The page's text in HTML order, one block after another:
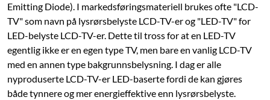
80 tommer (2,03 m) 1,77 m 1,00 m
84 tommer (2,13 m) 1,86 m 1,05 m
85 tommer (2,16 m) 1,88 m 1,06 m
Emitting Diode). I markedsføringsmateriell brukes ofte "LCD-
TV" som navn på lysrørsbelyste LCD-TV-er og "LED-TV" for
LED-belyste LCD-TV-er. Dette til tross for at en LED-TV
egentlig ikke er en egen type TV, men bare en vanlig LCD-TV
med en annen type bakgrunnsbelysning. I dag er alle
nyproduserte LCD-TV-er LED-baserte fordi de kan gjøres
både tynnere og mer energieffektive enn lysrørsbelyste.